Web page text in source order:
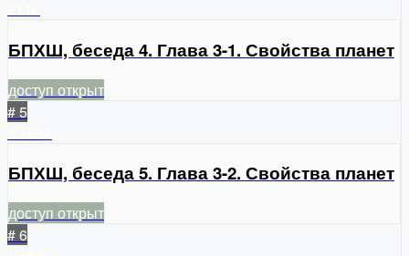
БПХШ, беседа 4. Глава 3-1. Свойства планет
доступ открыт
# 5
БПХШ, беседа 5. Глава 3-2. Свойства планет
доступ открыт
# 6